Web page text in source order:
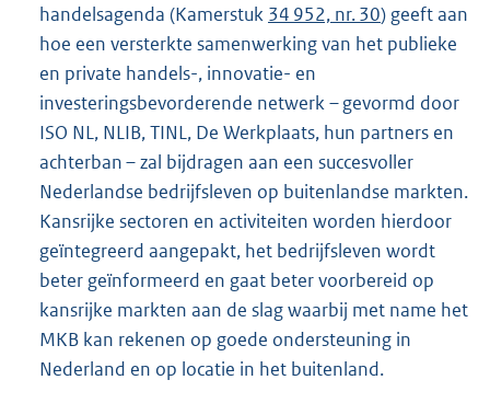
handelsagenda (Kamerstuk 34 952, nr. 30) geeft aan
hoe een versterkte samenwerking van het publieke
en private handels-, innovatie- en
investeringsbevorderende netwerk – gevormd door
ISO NL, NLIB, TINL, De Werkplaats, hun partners en
achterban – zal bijdragen aan een succesvoller
Nederlandse bedrijfsleven op buitenlandse markten.
Kansrijke sectoren en activiteiten worden hierdoor
geïntegreerd aangepakt, het bedrijfsleven wordt
beter geïnformeerd en gaat beter voorbereid op
kansrijke markten aan de slag waarbij met name het
MKB kan rekenen op goede ondersteuning in
Nederland en op locatie in het buitenland.